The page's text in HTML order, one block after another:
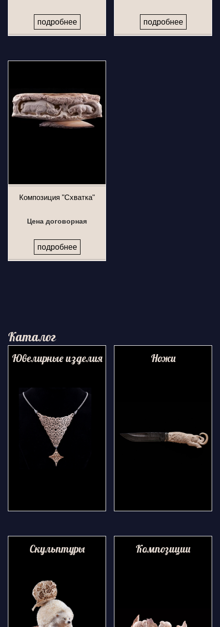
подробнее подробнее
Композиция "Схватка"
Цена договорная
подробнее
Каталог
Ювелирные изделия Ножи
Скульптуры Композиции